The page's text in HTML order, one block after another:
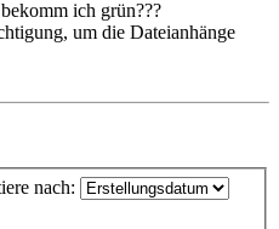
ich grün???
um die Dateianhänge
nach: